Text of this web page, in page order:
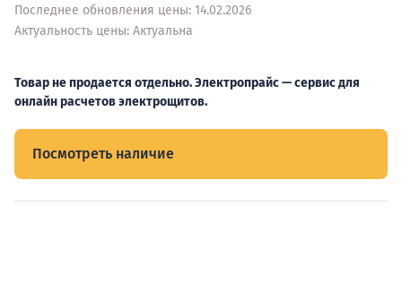
Последнее обновления цены: 14.02.2026
Актуальность цены: Актуальна
Товар не продается отдельно. Электропрайс — сервис для
онлайн расчетов электрощитов.
Посмотреть наличие